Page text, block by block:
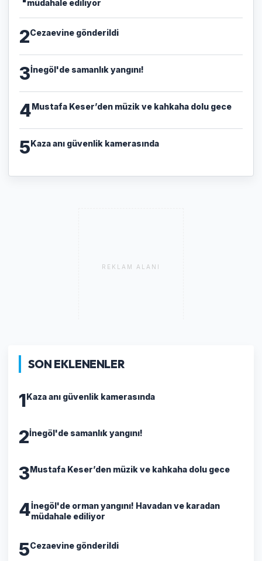
müdahale ediliyor
2Cezaevine gönderildi
3İnegöl'de samanlık yangını!
4Mustafa Keser’den müzik ve kahkaha dolu gece
5Kaza anı güvenlik kamerasında
REKLAM ALANI
SON EKLENENLER
1Kaza anı güvenlik kamerasında
2İnegöl'de samanlık yangını!
3Mustafa Keser’den müzik ve kahkaha dolu gece
4İnegöl'de orman yangını! Havadan ve karadan
müdahale ediliyor
5Cezaevine gönderildi